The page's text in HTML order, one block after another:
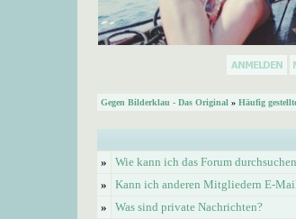
Gegen Bilderklau - Das Original » Häufig
»
Wie kann ich das Forum
»
Kann ich anderen Mitgliedern E-
»
Was sind private Nachrichten?